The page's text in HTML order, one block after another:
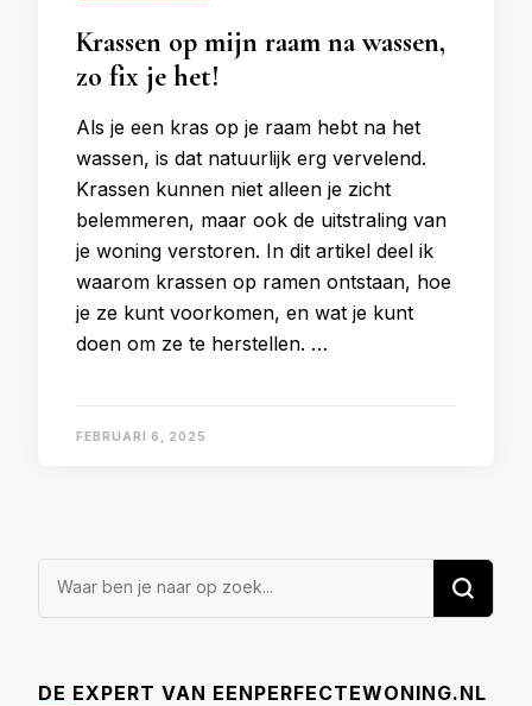
Krassen op mijn raam na wassen,
zo fix je het!
Als je een kras op je raam hebt na het
wassen, is dat natuurlijk erg vervelend.
Krassen kunnen niet alleen je zicht
belemmeren, maar ook de uitstraling van
je woning verstoren. In dit artikel deel ik
waarom krassen op ramen ontstaan, hoe
je ze kunt voorkomen, en wat je kunt
doen om ze te herstellen. …
FEBRUARI 6, 2025
Op
DE EXPERT VAN EENPERFECTEWONING.NL